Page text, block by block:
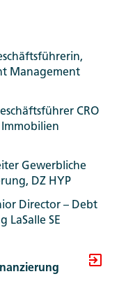
Management
CRO
Gewerbliche
DZ HYP
Director – Debt
LaSalle SE